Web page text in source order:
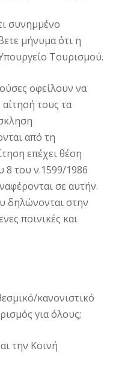
συνημμένο
μήνυμα ότι η
Τουρισμού.
οφείλουν να
τους τα
από τη
επέχει θέση
του ν.1599/1986
σε αυτήν.
δηλώνονται στην
ποινικές και
κανονιστικό
για όλους;
την Κοινή